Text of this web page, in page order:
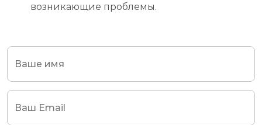
возникающие проблемы.